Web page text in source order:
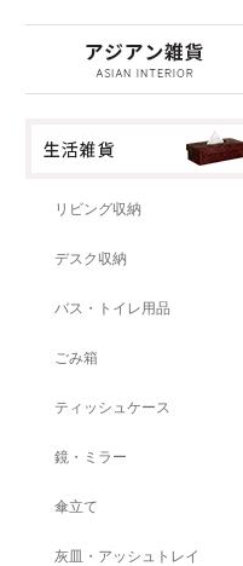
リビング収納
デスク収納
バス・トイレ用品
ごみ箱
ティッシュケース
鏡・ミラー
傘立て
灰皿・アッシュトレイ